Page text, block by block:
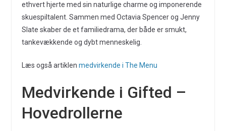
ethvert hjerte med sin naturlige charme og imponerende
skuespiltalent. Sammen med Octavia Spencer og Jenny
Slate skaber de et familiedrama, der både er smukt,
tankevækkende og dybt menneskelig.
Læs også artiklen medvirkende i The Menu
Medvirkende i Gifted –
Hovedrollerne